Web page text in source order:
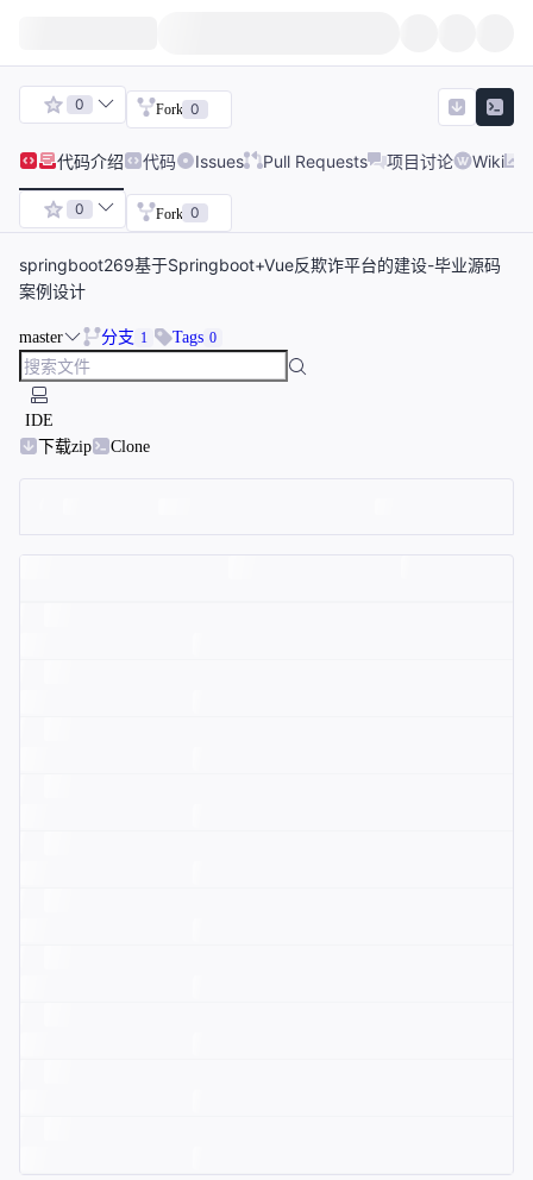
0 Fork 0
代码介绍 代码 Issues Pull Requests 项目讨论 Wiki
0 Fork 0
springboot269基于Springboot+Vue反欺诈平台的建设-毕业源码
案例设计
master 分支 1 Tags 0
IDE
下载zip
Clone